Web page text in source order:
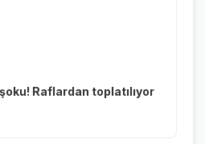
Raflardan toplatılıyor